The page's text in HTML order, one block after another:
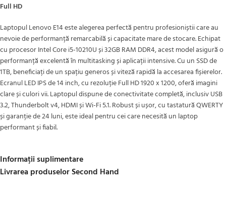
Full HD
Laptopul Lenovo E14 este alegerea perfectă pentru profesioniștii care au
nevoie de performanță remarcabilă și capacitate mare de stocare. Echipat
cu procesor Intel Core i5-10210U și 32GB RAM DDR4, acest model asigură o
performanță excelentă în multitasking și aplicații intensive. Cu un SSD de
1TB, beneficiați de un spațiu generos și viteză rapidă la accesarea fișierelor.
Ecranul LED IPS de 14 inch, cu rezoluție Full HD 1920 x 1200, oferă imagini
clare și culori vii. Laptopul dispune de conectivitate completă, inclusiv USB
3.2, Thunderbolt v4, HDMI și Wi-Fi 5.1. Robust și ușor, cu tastatură QWERTY
și garanție de 24 luni, este ideal pentru cei care necesită un laptop
performant și fiabil.
Informații suplimentare
Livrarea produselor Second Hand